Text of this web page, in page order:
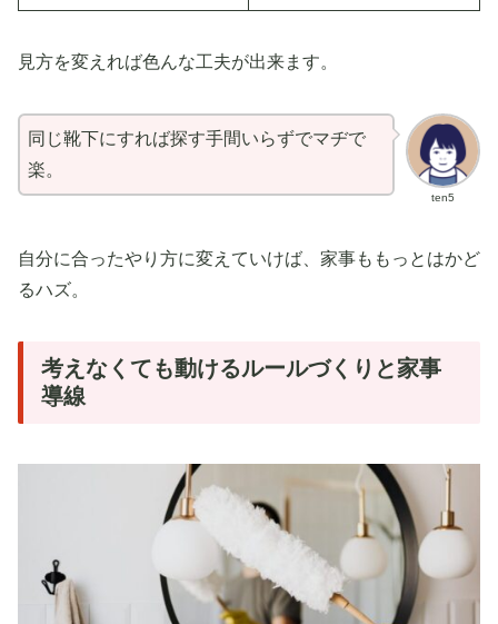
見方を変えれば色んな工夫が出来ます。
ten5
同じ靴下にすれば探す手間いらずでマヂで
楽。
自分に合ったやり方に変えていけば、家事ももっとはかど
るハズ。
考えなくても動けるルールづくりと家事
導線